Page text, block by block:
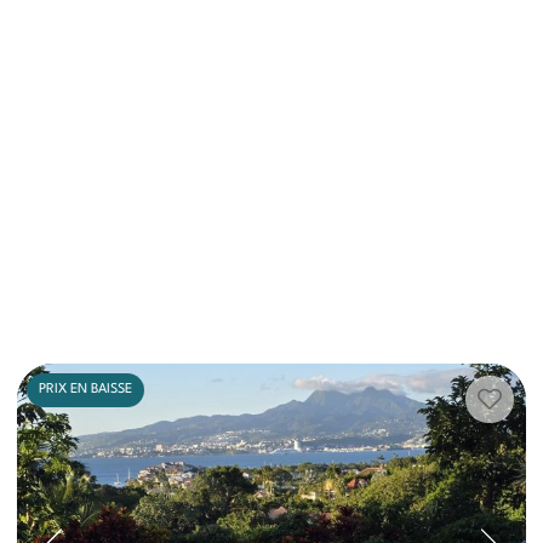
PRIX EN BAISSE